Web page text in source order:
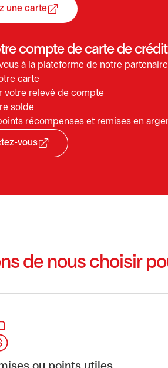
une carte
s’ouvre dans un nouvel onglet
compte de carte de
à la plateforme de notre
carte
votre relevé de compte
solde
récompenses et remises en
vous
s’ouvre dans un nouvel onglet
de nous choisir